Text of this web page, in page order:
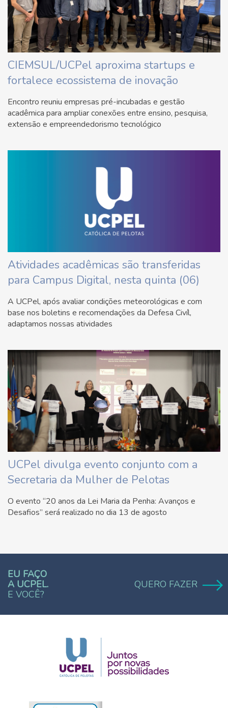
CIEMSUL/UCPel aproxima startups e
fortalece ecossistema de inovação
Encontro reuniu empresas pré-incubadas e gestão
acadêmica para ampliar conexões entre ensino, pesquisa,
extensão e empreendedorismo tecnológico
Atividades acadêmicas são transferidas
para Campus Digital, nesta quinta (06)
A UCPel, após avaliar condições meteorológicas e com
base nos boletins e recomendações da Defesa Civíl,
adaptamos nossas atividades
UCPel divulga evento conjunto com a
Secretaria da Mulher de Pelotas
O evento “20 anos da Lei Maria da Penha: Avanços e
Desafios” será realizado no dia 13 de agosto
EU FAÇO
A UCPEL.
E VOCÊ?
QUERO FAZER